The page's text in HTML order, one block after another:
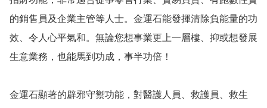
的銷售員及企業主管等人士。金運石能發揮清除負能量的功
效、令人心平氣和。無論您想事業更上一層樓、抑或想發展
生意業務，也能馬到功成，事半功倍！
金運石顯著的辟邪守禦功能，對醫護人員、救護員、救生